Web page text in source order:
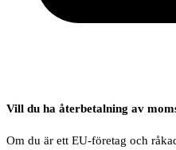
Vill du ha återbetalning av
Om du är ett EU-företag och